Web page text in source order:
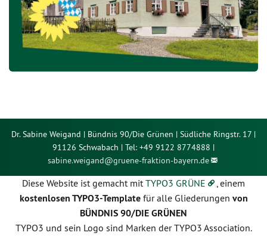
Dr. Sabine Weigand | Bündnis 90/Die Grünen | Südliche Ringstr. 17 |
91126 Schwabach | Tel: +49 9122 8774888 |
sabine.weigand@gruene-fraktion-bayern.de
Diese Website ist gemacht mitTYPO3 GRÜNE , einem
kostenlosen TYPO3-Templatefür alle Gliederungen von
BÜNDNIS 90/DIE GRÜNEN
TYPO3 und sein Logo sind Marken der TYPO3 Association.